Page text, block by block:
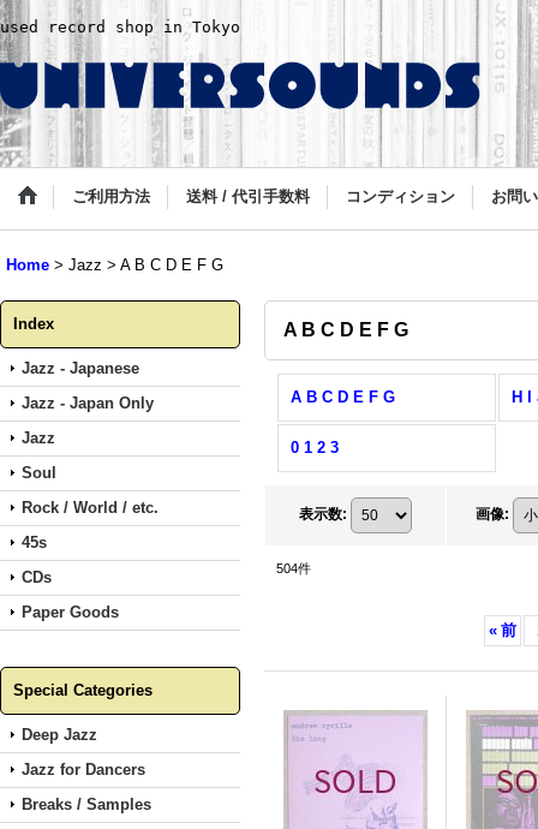
used record shop in Tokyo
ご利用方法 送料 / 代引手数料 コンディション お問
Home > Jazz > A B C D E F G
Index
Jazz - Japanese
Jazz - Japan Only
Jazz
Soul
Rock / World / etc.
45s
CDs
Paper Goods
Special Categories
Deep Jazz
Jazz for Dancers
Breaks / Samples
A B C D E F G
A B C D E F G H I
0 1 2 3
表示数: 画像:
504件
« 前